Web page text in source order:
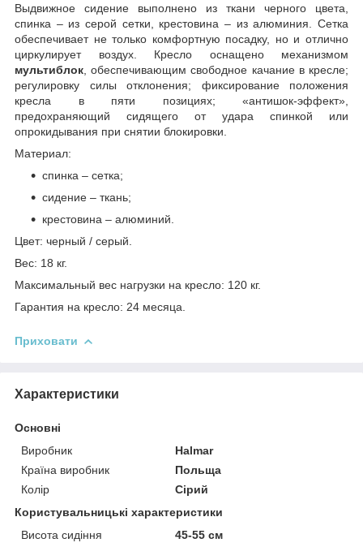
Выдвижное сидение выполнено из ткани черного цвета,
спинка – из серой сетки, крестовина – из алюминия. Сетка
обеспечивает не только комфортную посадку, но и отлично
циркулирует воздух. Кресло оснащено механизмом
мультиблок , обеспечивающим свободное качание в кресле;
регулировку силы отклонения; фиксирование положения
кресла в пяти позициях; «антишок-эффект»,
предохраняющий сидящего от удара спинкой или
опрокидывания при снятии блокировки.
Материал:
спинка – сетка;
сидение – ткань;
крестовина – алюминий.
Цвет: черный / серый.
Вес: 18 кг.
Максимальный вес нагрузки на кресло: 120 кг.
Гарантия на кресло: 24 месяца.
Приховати
Характеристики
Основні
Виробник
Halmar
Країна виробник
Польща
Колір
Сірий
Користувальницькі характеристики
Висота сидіння
45-55 см